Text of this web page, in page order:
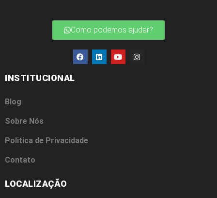
Como podemos ajudar?
INSTITUCIONAL
Blog
Sobre Nós
Politica de Privacidade
Contato
LOCALIZAÇÃO